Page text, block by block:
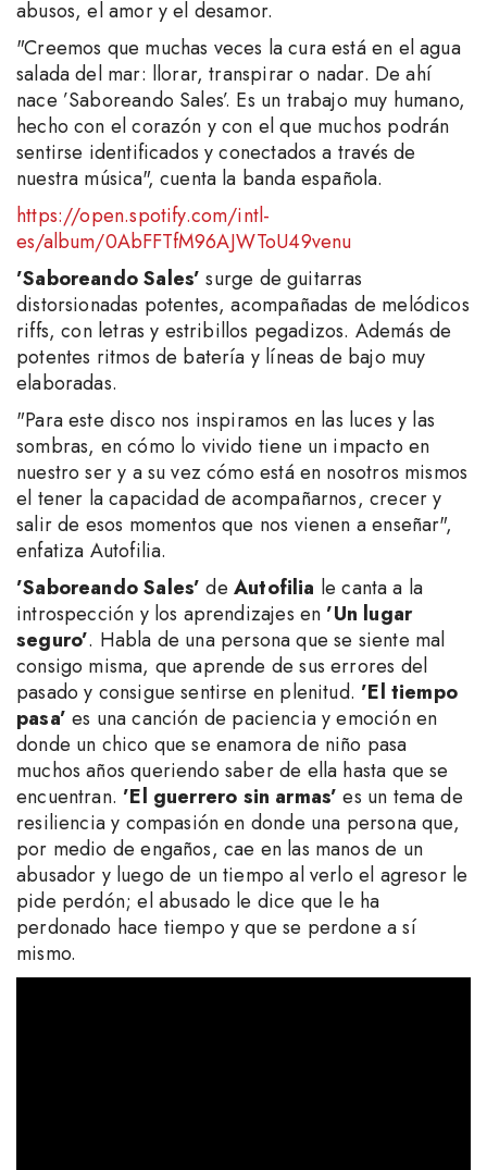
abusos, el amor y el desamor.
"Creemos que muchas veces la cura está en el agua
salada del mar: llorar, transpirar o nadar. De ahí
nace ’Saboreando Sales’. Es un trabajo muy humano,
hecho con el corazón y con el que muchos podrán
sentirse identificados y conectados a través de
nuestra música", cuenta la banda española.
https://open.spotify.com/intl-
es/album/0AbFFTfM96AJWToU49venu
’Saboreando Sales’ surge de guitarras
distorsionadas potentes, acompañadas de melódicos
riffs, con letras y estribillos pegadizos. Además de
potentes ritmos de batería y líneas de bajo muy
elaboradas.
"Para este disco nos inspiramos en las luces y las
sombras, en cómo lo vivido tiene un impacto en
nuestro ser y a su vez cómo está en nosotros mismos
el tener la capacidad de acompañarnos, crecer y
salir de esos momentos que nos vienen a enseñar",
enfatiza Autofilia.
’Saboreando Sales’de Autofilia le canta a la
introspección y los aprendizajes en ’Un lugar
seguro’. Habla de una persona que se siente mal
consigo misma, que aprende de sus errores del
pasado y consigue sentirse en plenitud. ’El tiempo
pasa’ es una canción de paciencia y emoción en
donde un chico que se enamora de niño pasa
muchos años queriendo saber de ella hasta que se
encuentran. ’El guerrero sin armas’ es un tema de
resiliencia y compasión en donde una persona que,
por medio de engaños, cae en las manos de un
abusador y luego de un tiempo al verlo el agresor le
pide perdón; el abusado le dice que le ha
perdonado hace tiempo y que se perdone a sí
mismo.